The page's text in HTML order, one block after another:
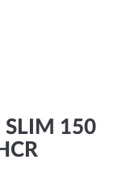
SLIM 150